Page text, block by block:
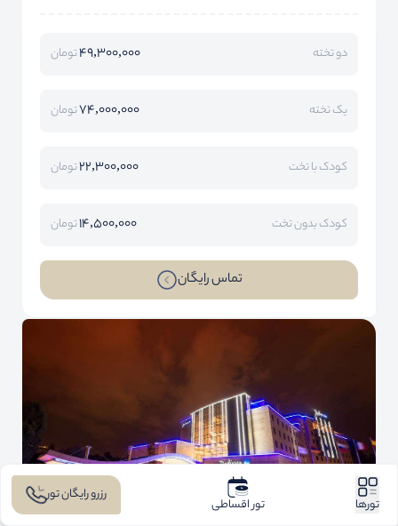
دو تخته 49,300,000تومان
یک تخته 74,000,000تومان
کودک با تخت 22,300,000تومان
کودک بدون تخت 14,500,000تومان
تماس رایگان
تورها تور اقساطی
رزرو رایگان تور